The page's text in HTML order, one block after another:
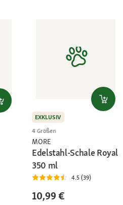
EXKLUSIV
4 Größen
MORE
Edelstahl-Schale Royal
350 ml
4.5 (39)
10,99 €